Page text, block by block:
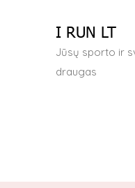
I RUN LT
Jūsų sporto ir
draugas